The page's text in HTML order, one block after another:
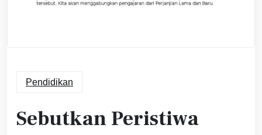
Pendidikan
Sebutkan Peristiwa